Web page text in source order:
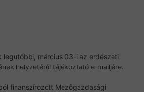
legutóbbi, március 03-i az erdészeti
helyzetéről tájékoztató e-mailjére.
finanszírozott Mezőgazdasági